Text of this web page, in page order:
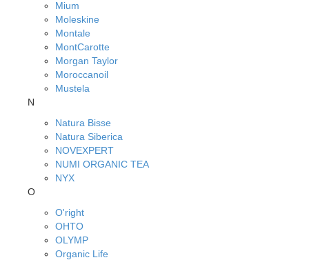
Mium
Moleskine
Montale
MontCarotte
Morgan Taylor
Moroccanoil
Mustela
N
Natura Bisse
Natura Siberica
NOVEXPERT
NUMI ORGANIC TEA
NYX
O
O'right
OHTO
OLYMP
Organic Life